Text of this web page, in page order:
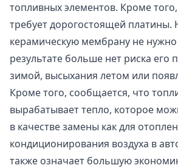
топливных элементов. Кроме
требует дорогостоящей платины.
керамическую мембрану не
результате больше нет риска его
зимой, высыхания летом или
Кроме того, сообщается, что
вырабатывает тепло, которое
в качестве замены как для
кондиционирования воздуха в
также означает большую